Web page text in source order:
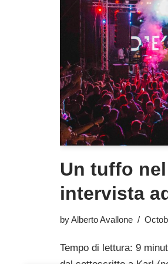
Un tuffo
intervista
byAlberto Avallone
Tempo di lettura: 9